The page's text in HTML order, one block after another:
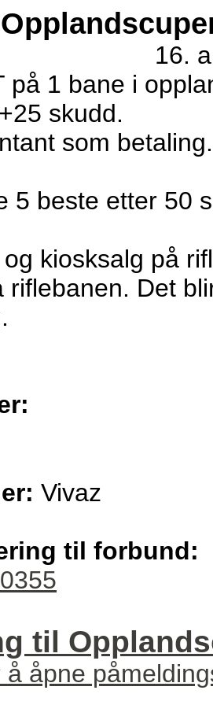
16.
på 1 bane i
skudd.
som betaling.
5 beste etter 50
kiosksalg på
riflebanen. Det
Vivaz
til forbund:
til
å åpne